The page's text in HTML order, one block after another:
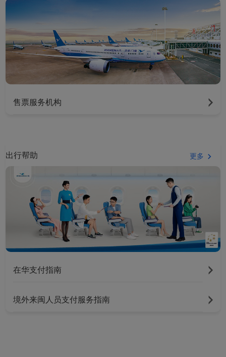
售票服务机构
出行帮助 更多
在华支付指南
境外来闽人员支付服务指南